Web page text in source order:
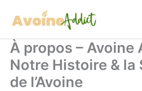
contenu
À propos – Avoine
Notre Histoire & la
de l’Avoine